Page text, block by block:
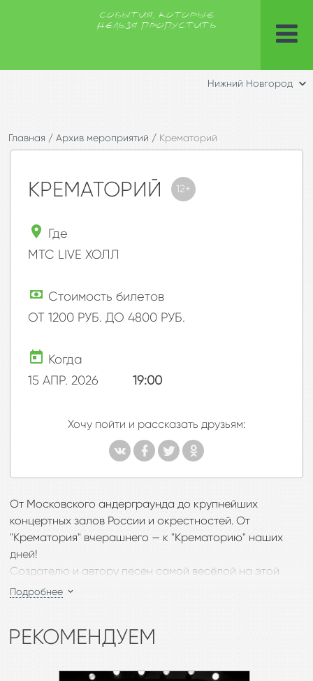
СОБЫТИЯ, КОТОРЫЕ
НЕЛЬЗЯ ПРОПУСТИТЬ
Нижний Новгород
Главная / Архив мероприятий / Крематорий
КРЕМАТОРИЙ 12+
Где
МТС LIVE ХОЛЛ
Стоимость билетов
ОТ 1200 РУБ. ДО 4800 РУБ.
Когда
15 АПР. 2026
19:00
Хочу пойти и рассказать друзьям:
От Московского андерграунда до крупнейших
концертных залов России и окрестностей. От
"Крематория" вчерашнего — к "Крематорию" наших
дней!
Создателю и автору песен самой весёлой на этой
планете культовой рок-группы «Крематорий», Армену
всех друзей, союзников, попутчиков и болельщиков на
в концертном зале МТС Лайв Холл. Командовать
Подробнее
РЕКОМЕНДУЕМ